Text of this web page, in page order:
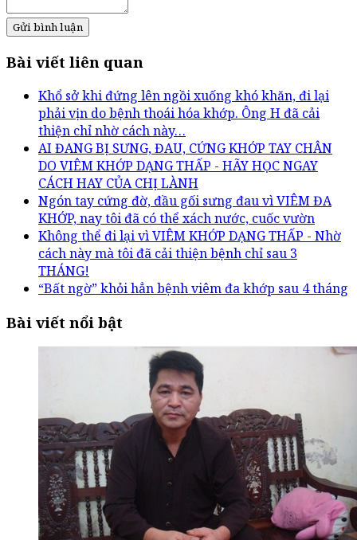
Gửi bình luận
Bài viết liên quan
Khổ sở khi đứng lên ngồi xuống khó khăn, đi lại
phải vịn do bệnh thoái hóa khớp. Ông H đã cải
thiện chỉ nhờ cách này…
AI ĐANG BỊ SƯNG, ĐAU, CỨNG KHỚP TAY CHÂN
DO VIÊM KHỚP DẠNG THẤP - HÃY HỌC NGAY
CÁCH HAY CỦA CHỊ LÀNH
Ngón tay cứng đờ, đầu gối sưng đau vì VIÊM ĐA
KHỚP, nay tôi đã có thể xách nước, cuốc vườn
Không thể đi lại vì VIÊM KHỚP DẠNG THẤP - Nhờ
cách này mà tôi đã cải thiện bệnh chỉ sau 3
THÁNG!
“Bất ngờ” khỏi hẳn bệnh viêm đa khớp sau 4 tháng
Bài viết nổi bật